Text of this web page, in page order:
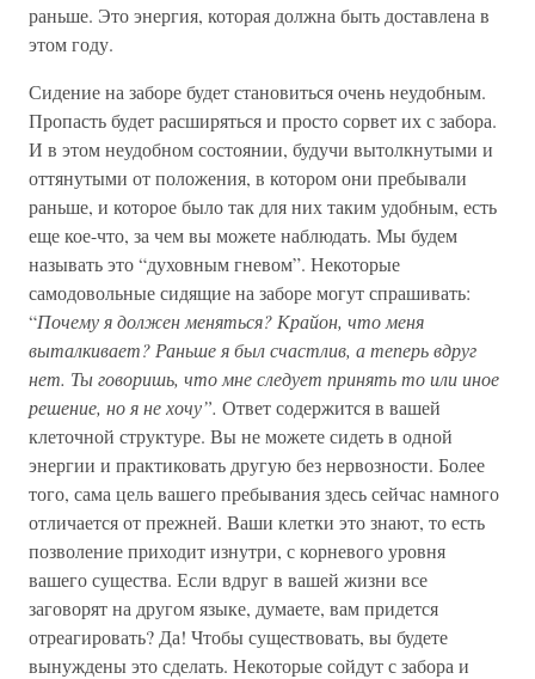
раньше. Это энергия, которая должна быть доставлена в
этом году.
Сидение на заборе будет становиться очень неудобным.
Пропасть будет расширяться и просто сорвет их с забора.
И в этом неудобном состоянии, будучи вытолкнутыми и
оттянутыми от положения, в котором они пребывали
раньше, и которое было так для них таким удобным, есть
еще кое-что, за чем вы можете наблюдать. Мы будем
называть это “духовным гневом”. Некоторые
самодовольные сидящие на заборе могут спрашивать:
“Почему я должен меняться? Крайон, что меня
выталкивает? Раньше я был счастлив, а теперь вдруг
нет. Ты говоришь, что мне следует принять то или иное
решение, но я не хочу”. Ответ содержится в вашей
клеточной структуре. Вы не можете сидеть в одной
энергии и практиковать другую без нервозности. Более
того, сама цель вашего пребывания здесь сейчас намного
отличается от прежней. Ваши клетки это знают, то есть
позволение приходит изнутри, с корневого уровня
вашего существа. Если вдруг в вашей жизни все
заговорят на другом языке, думаете, вам придется
отреагировать? Да! Чтобы существовать, вы будете
вынуждены это сделать. Некоторые сойдут с забора и